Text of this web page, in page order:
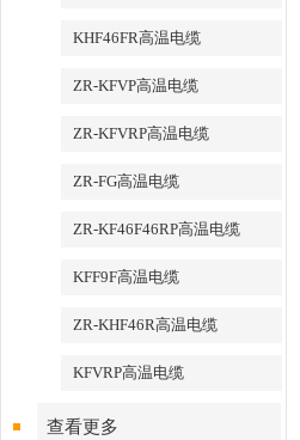
KHF46FR高温电缆
ZR-KFVP高温电缆
ZR-KFVRP高温电缆
ZR-FG高温电缆
ZR-KF46F46RP高温电缆
KFF9F高温电缆
ZR-KHF46R高温电缆
KFVRP高温电缆
查看更多